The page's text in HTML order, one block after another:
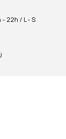
- 22h / L - S